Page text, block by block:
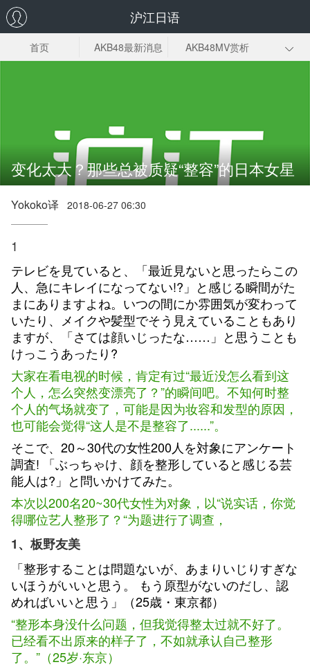
沪江日语
首页 AKB48最新消息 AKB48MV赏析
变化太大？那些总被质疑“整容”的日本女星
Yokoko译 2018-06-27 06:30
1
テレビを見ていると、「最近見ないと思ったらこの
人、急にキレイになってない!?」と感じる瞬間がた
まにありますよね。いつの間にか雰囲気が変わって
いたり、メイクや髪型でそう見えていることもあり
ますが、「さては顔いじったな……」と思うことも
けっこうあったり?
大家在看电视的时候，肯定有过“最近没怎么看到这
个人，怎么突然变漂亮了？”的瞬间吧。不知何时整
个人的气场就变了，可能是因为妆容和发型的原因，
也可能会觉得“这人是不是整容了......”。
そこで、20～30代の女性200人を対象にアンケート
調査! 「ぶっちゃけ、顔を整形していると感じる芸
能人は?」と問いかけてみた。
本次以200名20~30代女性为对象，以“说实话，你觉
得哪位艺人整形了？“为题进行了调查，
1、板野友美
「整形することは問題ないが、あまりいじりすぎな
いほうがいいと思う。 もう原型がないのだし、認
めればいいと思う」（25歳・東京都）
“整形本身没什么问题，但我觉得整太过就不好了。
已经看不出原来的样子了，不如就承认自己整形
了。”（25岁·东京）